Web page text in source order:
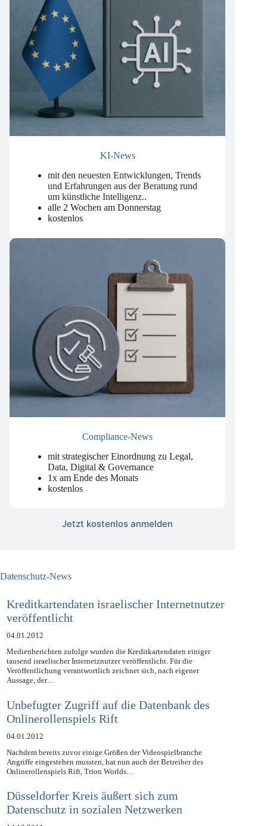
mit den neuesten Entwicklungen, Trends
und Erfahrungen aus der Beratung rund
um künstliche Intelligenz..
alle 2 Wochen am Donnerstag
mit strategischer Einordnung zu Legal,
Data, Digital & Governance
1x am Ende des Monats
Kreditkartendaten israelischer Internetnutzer
veröffentlicht
04.01.2012
Medienberichten zufolge wurden die Kreditkartendaten einiger
tausend israelischer Internetznutzer veröffentlicht. Für die
Veröffentlichung verantwortlich zeichnet sich, nach eigener
Unbefugter Zugriff auf die Datenbank des
Onlinerollenspiels Rift
04.01.2012
Nachdem bereits zuvor einige Größen der Videospielbranche
Angriffe eingestehen mussten, hat nun auch der Betreiber des
Düsseldorfer Kreis äußert sich zum
Datenschutz in sozialen Netzwerken